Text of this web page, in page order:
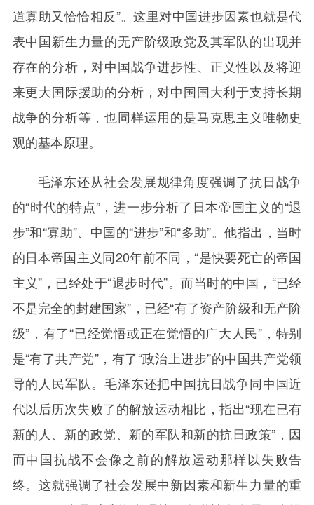
道寡助又恰恰相反”。这里对中国进步因素也就是代
表中国新生力量的无产阶级政党及其军队的出现并
存在的分析，对中国战争进步性、正义性以及将迎
来更大国际援助的分析，对中国国大利于支持长期
战争的分析等，也同样运用的是马克思主义唯物史
观的基本原理。
毛泽东还从社会发展规律角度强调了抗日战争
的“时代的特点”，进一步分析了日本帝国主义的“退
步”和“寡助”、中国的“进步”和“多助”。他指出，当时
的日本帝国主义同20年前不同，“是快要死亡的帝国
主义”，已经处于“退步时代”。而当时的中国，“已经
不是完全的封建国家”，已经“有了资产阶级和无产阶
级”，有了“已经觉悟或正在觉悟的广大人民”，特别
是“有了共产党”，有了“政治上进步”的中国共产党领
导的人民军队。毛泽东还把中国抗日战争同中国近
代以后历次失败了的解放运动相比，指出“现在已有
新的人、新的政党、新的军队和新的抗日政策”，因
而中国抗战不会像之前的解放运动那样以失败告
终。这就强调了社会发展中新因素和新生力量的重